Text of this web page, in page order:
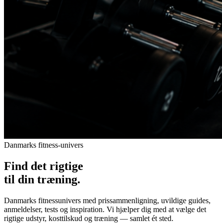
Danmarks fitness-univers
Find det rigtige
til din træning.
Danmarks fitnessunivers med prissammenligning, uvildige guides,
anmeldelser, tests og inspiration. Vi hjælper dig med at vælge det
rigtige udstyr, kosttilskud og træning — samlet ét sted.